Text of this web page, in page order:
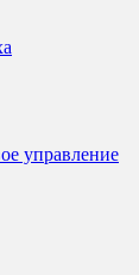
управление